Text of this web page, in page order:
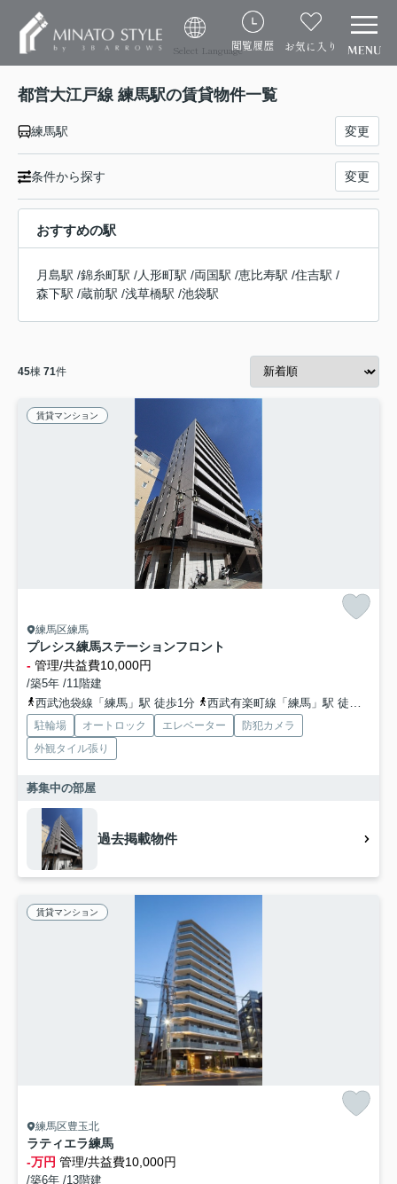
Select Language閲覧履歴 お気に入り
都営大江戸線 練馬駅の賃貸物件一覧
練馬駅 変更
条件から探す 変更
おすすめの駅
月島駅 /錦糸町駅 /人形町駅 /両国駅 /恵比寿駅 /住吉駅 /
森下駅 /蔵前駅 /浅草橋駅 /池袋駅
45棟 71件
賃貸マンション
練馬区練馬
プレシス練馬ステーションフロント
- 管理/共益費10,000円
/築5年 /11階建
西武池袋線「練馬」駅 徒歩1分
西武有楽町線「練馬」駅 徒歩1分
駐輪場 オートロック エレベーター
防犯カメラ
外観タイル張り
募集中の部屋
過去掲載物件
賃貸マンション
練馬区豊玉北
ラティエラ練馬
-万円 管理/共益費10,000円
/築6年 /13階建